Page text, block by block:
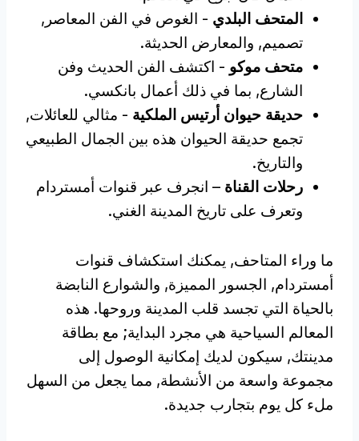
المتحف البلدي - الغوص في الفن المعاصر,
تصميم, والمعارض الحديثة.
متحف موكو - اكتشف الفن الحديث وفن
الشارع, بما في ذلك أعمال بانكسي.
حديقة حيوان أرتيس الملكية - مثالي للعائلات,
تجمع حديقة الحيوان هذه بين الجمال الطبيعي
والتاريخ.
رحلات القناة – انجرف عبر قنوات أمستردام
وتعرف على تاريخ المدينة الغني.
ما وراء المتاحف, يمكنك استكشاف قنوات
أمستردام, الجسور المميزة, والشوارع النابضة
بالحياة التي تجسد قلب المدينة وروحها. هذه
المعالم السياحية هي مجرد البداية; مع بطاقة
مدينتك, سيكون لديك إمكانية الوصول إلى
مجموعة واسعة من الأنشطة, مما يجعل من السهل
ملء كل يوم بتجارب جديدة.